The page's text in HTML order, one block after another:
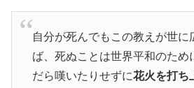
自分が死んでもこの教えが世に
ば、死ぬことは世界平和のため
だら嘆いたりせずに花火を打ち